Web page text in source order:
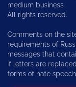
medium business
All rights reserved.
Comments on the
requirements of
messages that
if letters are
forms of hate